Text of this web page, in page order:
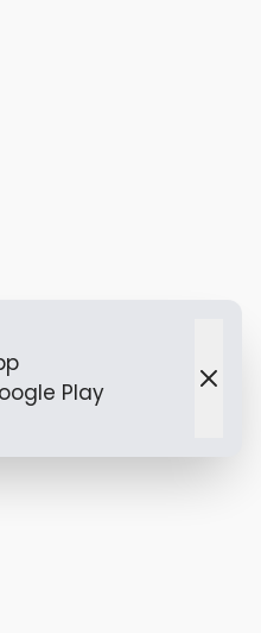
Play